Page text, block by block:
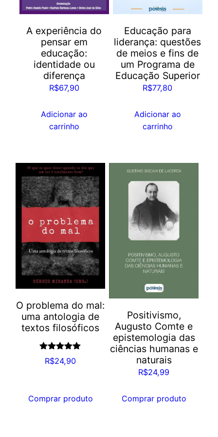
A experiência do
pensar em
educação:
identidade ou
diferença
R$67,90
Adicionar ao
carrinho
Educação para
liderança: questões
de meios e fins de
um Programa de
Educação Superior
R$77,80
Adicionar ao
carrinho
O problema do mal:
uma antologia de
textos filosóficos
Avaliação
5.00de 5
R$24,90
Comprar produto
Positivismo,
Augusto Comte e
epistemologia das
ciências humanas e
naturais
R$24,99
Comprar produto